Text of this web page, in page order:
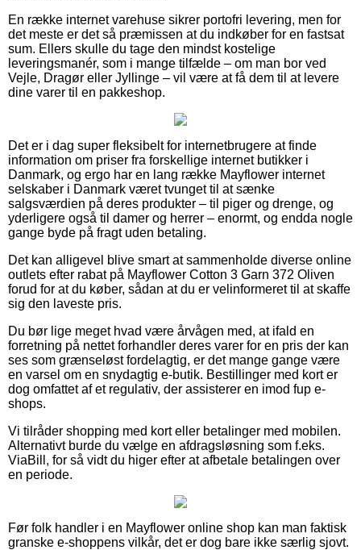
En række internet varehuse sikrer portofri levering, men for
det meste er det så præmissen at du indkøber for en fastsat
sum. Ellers skulle du tage den mindst kostelige
leveringsmanér, som i mange tilfælde – om man bor ved
Vejle, Dragør eller Jyllinge – vil være at få dem til at levere
dine varer til en pakkeshop.
Det er i dag super fleksibelt for internetbrugere at finde
information om priser fra forskellige internet butikker i
Danmark, og ergo har en lang række Mayflower internet
selskaber i Danmark været tvunget til at sænke
salgsværdien på deres produkter – til piger og drenge, og
yderligere også til damer og herrer – enormt, og endda nogle
gange byde på fragt uden betaling.
Det kan alligevel blive smart at sammenholde diverse online
outlets efter rabat på Mayflower Cotton 3 Garn 372 Oliven
forud for at du køber, sådan at du er velinformeret til at skaffe
sig den laveste pris.
Du bør lige meget hvad være årvågen med, at ifald en
forretning på nettet forhandler deres varer for en pris der kan
ses som grænseløst fordelagtig, er det mange gange være
en varsel om en snydagtig e-butik. Bestillinger med kort er
dog omfattet af et regulativ, der assisterer en imod fup e-
shops.
Vi tilråder shopping med kort eller betalinger med mobilen.
Alternativt burde du vælge en afdragsløsning som f.eks.
ViaBill, for så vidt du higer efter at afbetale betalingen over
en periode.
Før folk handler i en Mayflower online shop kan man faktisk
granske e-shoppens vilkår, det er dog bare ikke særlig sjovt.